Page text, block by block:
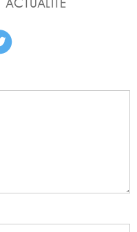
ACTUALITÉ